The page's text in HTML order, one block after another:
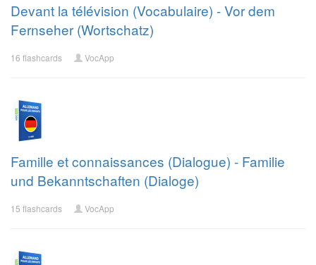
Devant la télévision (Vocabulaire) - Vor dem
Fernseher (Wortschatz)
16 flashcards VocApp
Famille et connaissances (Dialogue) - Familie
und Bekanntschaften (Dialoge)
15 flashcards VocApp